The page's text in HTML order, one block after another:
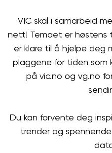
VIC skal i samarbeid
nett! Temaet er høstens
er klare til å hjelpe deg
plaggene for tiden som
på vic.no og vg.no
Du kan forvente deg
trender og